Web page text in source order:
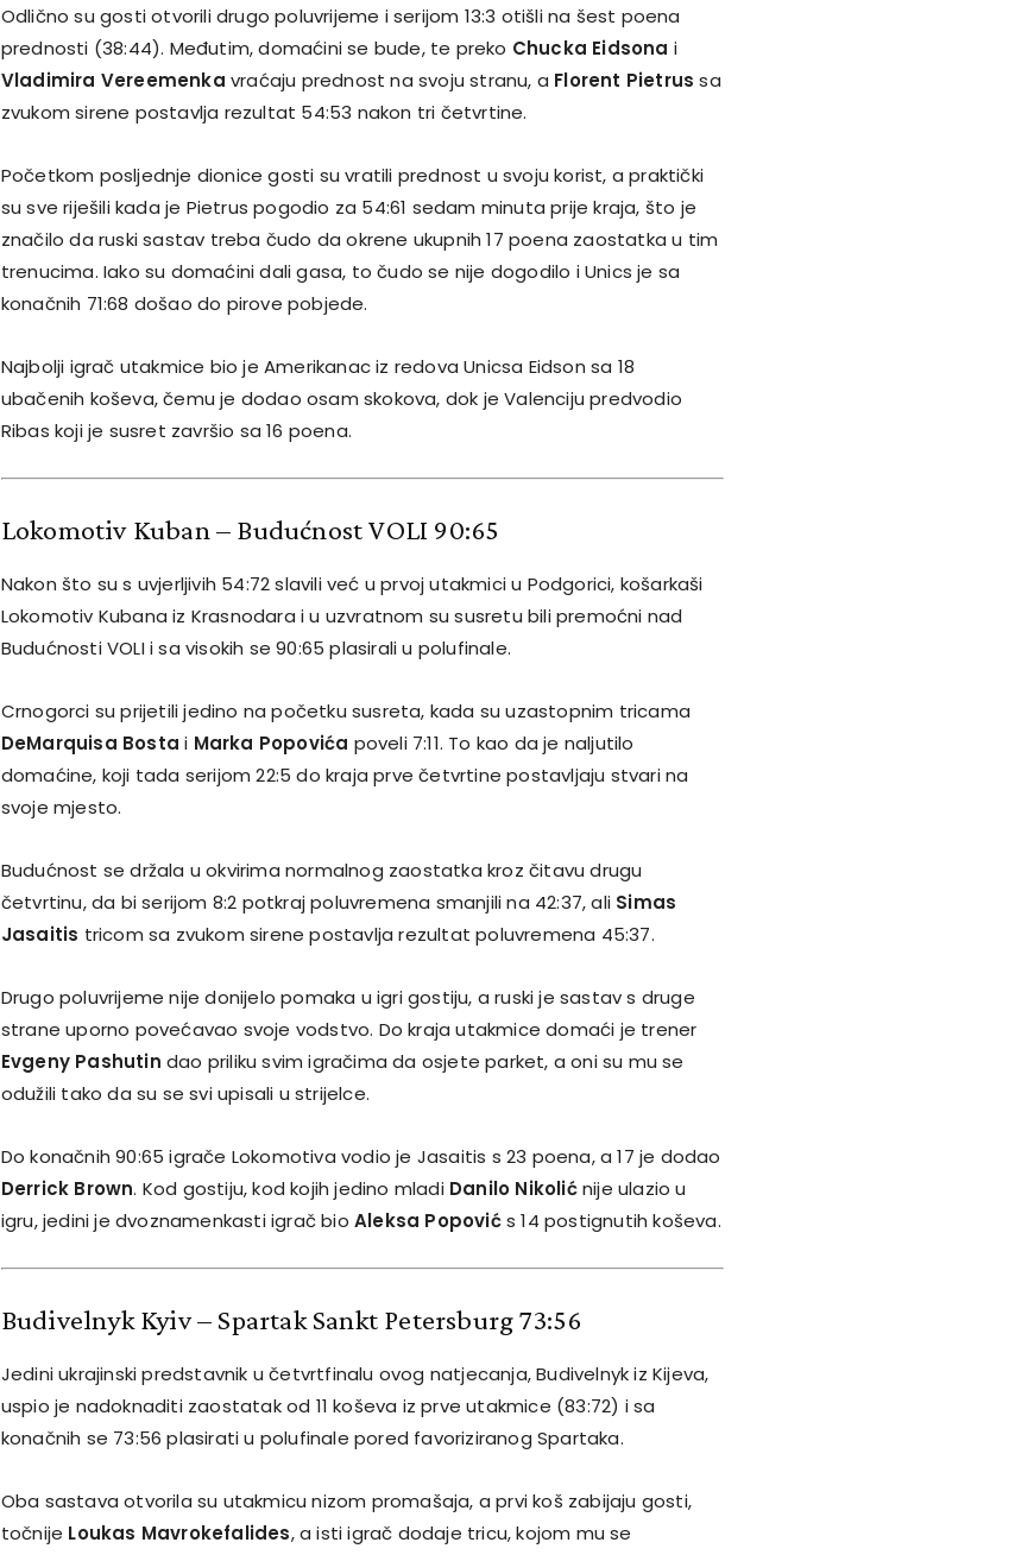
Odlično su gosti otvorili drugo poluvrijeme i serijom 13:3 otišli na šest poena
prednosti (38:44). Međutim, domaćini se bude, te preko Chucka Eidsona i
Vladimira Vereemenka vraćaju prednost na svoju stranu, a Florent Pietrus sa
zvukom sirene postavlja rezultat 54:53 nakon tri četvrtine.
Početkom posljednje dionice gosti su vratili prednost u svoju korist, a praktički
su sve riješili kada je Pietrus pogodio za 54:61 sedam minuta prije kraja, što je
značilo da ruski sastav treba čudo da okrene ukupnih 17 poena zaostatka u tim
trenucima. Iako su domaćini dali gasa, to čudo se nije dogodilo i Unics je sa
konačnih 71:68 došao do pirove pobjede.
Najbolji igrač utakmice bio je Amerikanac iz redova Unicsa Eidson sa 18
ubačenih koševa, čemu je dodao osam skokova, dok je Valenciju predvodio
Ribas koji je susret završio sa 16 poena.
Lokomotiv Kuban – Budućnost VOLI 90:65
Nakon što su s uvjerljivih 54:72 slavili već u prvoj utakmici u Podgorici, košarkaši
Lokomotiv Kubana iz Krasnodara i u uzvratnom su susretu bili premoćni nad
Budućnosti VOLI i sa visokih se 90:65 plasirali u polufinale.
Crnogorci su prijetili jedino na početku susreta, kada su uzastopnim tricama
DeMarquisa Bosta i Marka Popovića poveli 7:11. To kao da je naljutilo
domaćine, koji tada serijom 22:5 do kraja prve četvrtine postavljaju stvari na
svoje mjesto.
Budućnost se držala u okvirima normalnog zaostatka kroz čitavu drugu
četvrtinu, da bi serijom 8:2 potkraj poluvremena smanjili na 42:37, ali Simas
Jasaitis tricom sa zvukom sirene postavlja rezultat poluvremena 45:37.
Drugo poluvrijeme nije donijelo pomaka u igri gostiju, a ruski je sastav s druge
strane uporno povećavao svoje vodstvo. Do kraja utakmice domaći je trener
Evgeny Pashutin dao priliku svim igračima da osjete parket, a oni su mu se
odužili tako da su se svi upisali u strijelce.
Do konačnih 90:65 igrače Lokomotiva vodio je Jasaitis s 23 poena, a 17 je dodao
Derrick Brown. Kod gostiju, kod kojih jedino mladi Danilo Nikolićnije ulazio u
igru, jedini je dvoznamenkasti igrač bio Aleksa Popovićs 14 postignutih koševa.
Budivelnyk Kyiv – Spartak Sankt Petersburg 73:56
Jedini ukrajinski predstavnik u četvrtfinalu ovog natjecanja, Budivelnyk iz Kijeva,
uspio je nadoknaditi zaostatak od 11 koševa iz prve utakmice (83:72) i sa
konačnih se 73:56 plasirati u polufinale pored favoriziranog Spartaka.
Oba sastava otvorila su utakmicu nizom promašaja, a prvi koš zabijaju gosti,
točnije Loukas Mavrokefalides, a isti igrač dodaje tricu, kojom mu se